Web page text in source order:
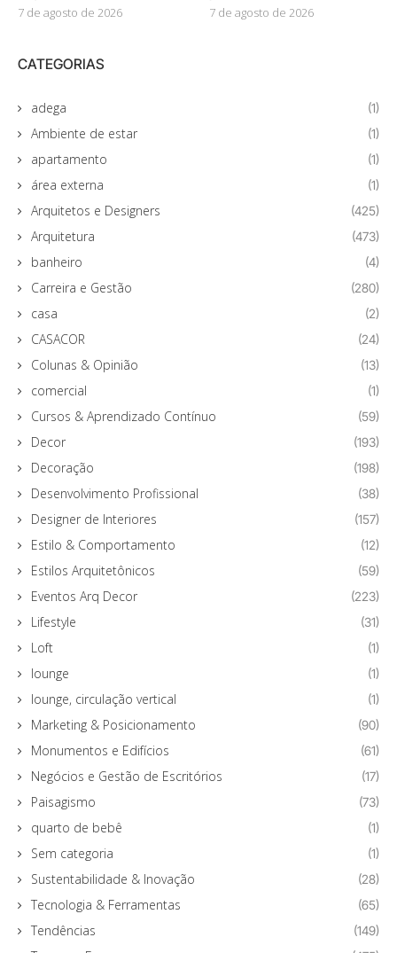
7 de agosto de 2026 7 de agosto de 2026
CATEGORIAS
adega (1)
Ambiente de estar (1)
apartamento (1)
área externa (1)
Arquitetos e Designers (425)
Arquitetura (473)
banheiro (4)
Carreira e Gestão (280)
casa (2)
CASACOR (24)
Colunas & Opinião (13)
comercial (1)
Cursos & Aprendizado Contínuo (59)
Decor (193)
Decoração (198)
Desenvolvimento Profissional (38)
Designer de Interiores (157)
Estilo & Comportamento (12)
Estilos Arquitetônicos (59)
Eventos Arq Decor (223)
Lifestyle (31)
Loft (1)
lounge (1)
lounge, circulação vertical (1)
Marketing & Posicionamento (90)
Monumentos e Edifícios (61)
Negócios e Gestão de Escritórios (17)
Paisagismo (73)
quarto de bebê (1)
Sem categoria (1)
Sustentabilidade & Inovação (28)
Tecnologia & Ferramentas (65)
Tendências (149)